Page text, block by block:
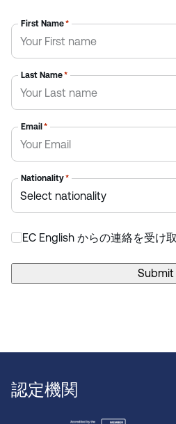
First Name*
Last Name*
Email *
Nationality*
EC English からの連絡を受け
Submit
認定機関